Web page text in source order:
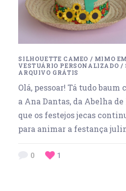
SILHOUETTE CAMEO / MIMO
VESTUÁRIO PERSONALIZADO /
ARQUIVO GRÁTIS
Olá, pessoar! Tá tudo baum
a Ana Dantas, da Abelha de
que os festejos jecas
para animar a festança
0 1